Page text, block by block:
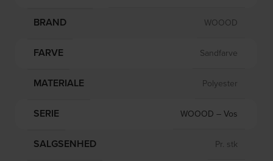
BRAND WOOOD
FARVE Sandfarve
MATERIALE Polyester
SERIE WOOOD – Vos
SALGSENHED Pr. stk